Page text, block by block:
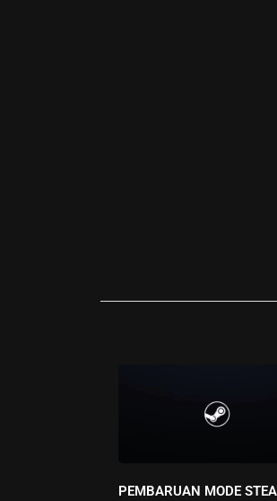
PEMBARUAN MODE